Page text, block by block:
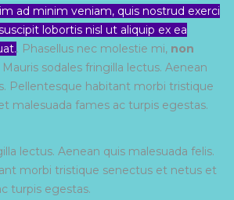
ad minim veniam, quis nostrud exerci
lobortis nisl ut aliquip ex ea
. Phasellus nec molestie mi, non
Mauris sodales fringilla lectus. Aenean
Pellentesque habitant morbi tristique
malesuada fames ac turpis egestas.
lectus. Aenean quis malesuada felis.
morbi tristique senectus et netus et
turpis egestas.